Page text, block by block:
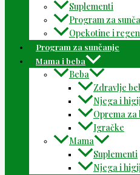
Suplementi
Program za
Opekotine i
Program za sunčanje
Mama i beba
Beba
Zdravlje
Njega i
Oprema za
Igračke
Mama
Suplementi
Njega i